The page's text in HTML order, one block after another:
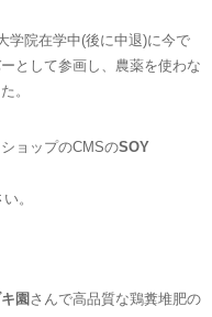
学院在学中(後に中退)に今で
として参画し、農薬を使わな
。
ョップのCMSのSOY
。
園 さんで高品質な鶏糞堆肥の